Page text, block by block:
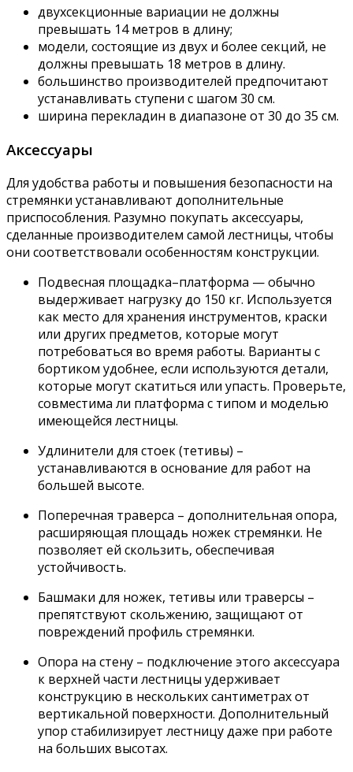
двухсекционные вариации не должны
превышать 14 метров в длину;
модели, состоящие из двух и более секций, не
должны превышать 18 метров в длину.
большинство производителей предпочитают
устанавливать ступени с шагом 30 см.
ширина перекладин в диапазоне от 30 до 35 см.
Аксессуары
Для удобства работы и повышения безопасности на
стремянки устанавливают дополнительные
приспособления. Разумно покупать аксессуары,
сделанные производителем самой лестницы, чтобы
они соответствовали особенностям конструкции.
Подвесная площадка–платформа — обычно
выдерживает нагрузку до 150 кг. Используется
как место для хранения инструментов, краски
или других предметов, которые могут
потребоваться во время работы. Варианты с
бортиком удобнее, если используются детали,
которые могут скатиться или упасть. Проверьте,
совместима ли платформа с типом и моделью
имеющейся лестницы.
Удлинители для стоек (тетивы) –
устанавливаются в основание для работ на
большей высоте.
Поперечная траверса – дополнительная опора,
расширяющая площадь ножек стремянки. Не
позволяет ей скользить, обеспечивая
устойчивость.
Башмаки для ножек, тетивы или траверсы –
препятствуют скольжению, защищают от
повреждений профиль стремянки.
Опора на стену – подключение этого аксессуара
к верхней части лестницы удерживает
конструкцию в нескольких сантиметрах от
вертикальной поверхности. Дополнительный
упор стабилизирует лестницу даже при работе
на больших высотах.